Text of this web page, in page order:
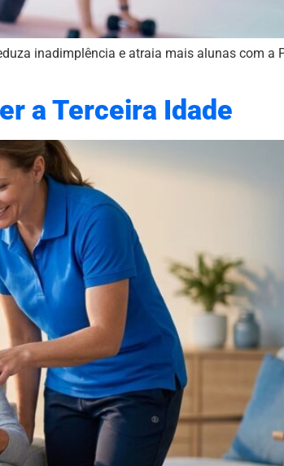
inadimplência e atraia mais alunas com a
a Terceira Idade